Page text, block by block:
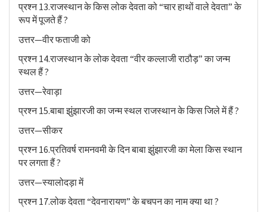
प्रश्न 13.राजस्थान के किस लोक देवता को “चार हाथों वाले देवता” के
रूप में पूजते हैं ?
उत्तर—वीर फताजी को
प्रश्न 14.राजस्थान के लोक देवता “वीर कल्लाजी राठौड़” का जन्म
स्थल हैं ?
उत्तर—रेवाड़ा
प्रश्न 15.बाबा झुंझारजी का जन्म स्थल राजस्थान के किस जिले में हैं ?
उत्तर—सीकर
प्रश्न 16.प्रतिवर्ष रामनवमी के दिन बाबा झुंझारजी का मेला किस स्थान
पर लगता हैं ?
उत्तर—स्यालोदड़ा में
प्रश्न 17.लोक देवता “देवनारायण” के बचपन का नाम क्या था ?